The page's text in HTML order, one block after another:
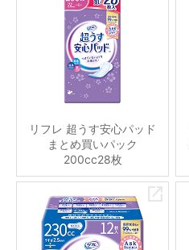
リフレ 超うす安心パッド
まとめ買いパック
200cc28枚